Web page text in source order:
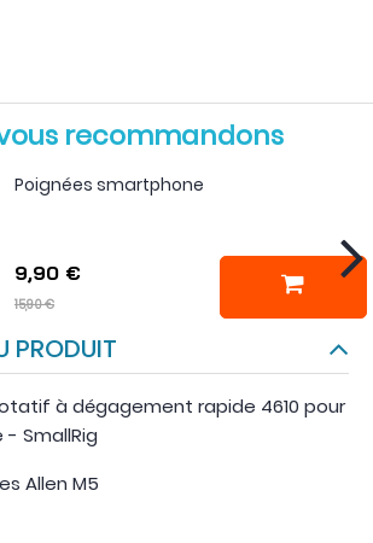
recommandons
Poignées smartphone
9,90 €
15,90 €
PRODUIT
à dégagement rapide 4610 pour
SmallRig
Allen M5